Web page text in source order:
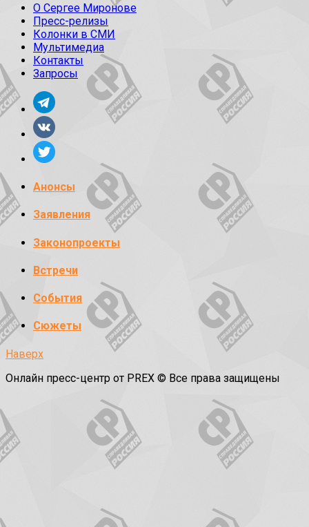
О Сергее Миронове
Пресс-релизы
Колонки в СМИ
Мультимедиа
Контакты
Запросы
Анонсы
Заявления
Законопроекты
Встречи
События
Сюжеты
Наверх
Онлайн пресс-центр от PREX © Все права защищены